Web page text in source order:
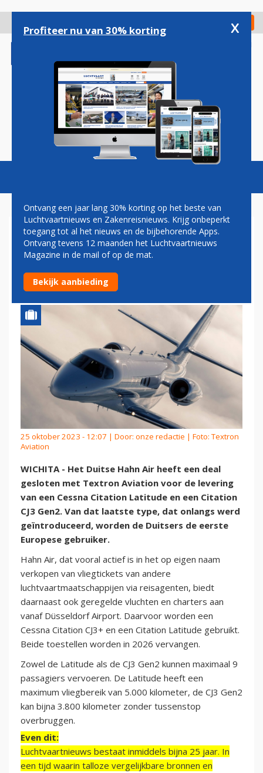
gaan
Check in
Magazine Podcasts Vacatures
HAHN AIR VERVANGT VLOOT
DOOR SPLINTERNIEUWE
CESSNA-ZAKENJETS
25 oktober 2023 - 12:07 | Door: onze redactie | Foto: Textron
Aviation
WICHITA - Het Duitse Hahn Air heeft een deal
gesloten met Textron Aviation voor de levering
van een Cessna Citation Latitude en een Citation
CJ3 Gen2. Van dat laatste type, dat onlangs werd
geïntroduceerd, worden de Duitsers de eerste
Europese gebruiker.
Hahn Air, dat vooral actief is in het op eigen naam
verkopen van vliegtickets van andere
luchtvaartmaatschappijen via reisagenten, biedt
daarnaast ook geregelde vluchten en charters aan
vanaf Düsseldorf Airport. Daarvoor worden een
Cessna Citation CJ3+ en een Citation Latitude gebruikt.
Beide toestellen worden in 2026 vervangen.
Zowel de Latitude als de CJ3 Gen2 kunnen maximaal 9
passagiers vervoeren. De Latitude heeft een
maximum vliegbereik van 5.000 kilometer, de CJ3 Gen2
kan bijna 3.800 kilometer zonder tussenstop
overbruggen.
Even dit:
Luchtvaartnieuws bestaat inmiddels bijna 25 jaar. In
een tijd waarin talloze vergelijkbare bronnen en
Profiteer nu van 30% korting x
Ontvang een jaar lang 30% korting op het beste van
Luchtvaartnieuws en Zakenreisnieuws. Krijg onbeperkt
toegang tot al het nieuws en de bijbehorende Apps.
Ontvang tevens 12 maanden het Luchtvaartnieuws
Magazine in de mail of op de mat.
Bekijk aanbieding